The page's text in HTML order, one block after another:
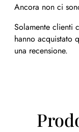
Ancora non ci
Solamente clienti
hanno acquistato
una recensione.